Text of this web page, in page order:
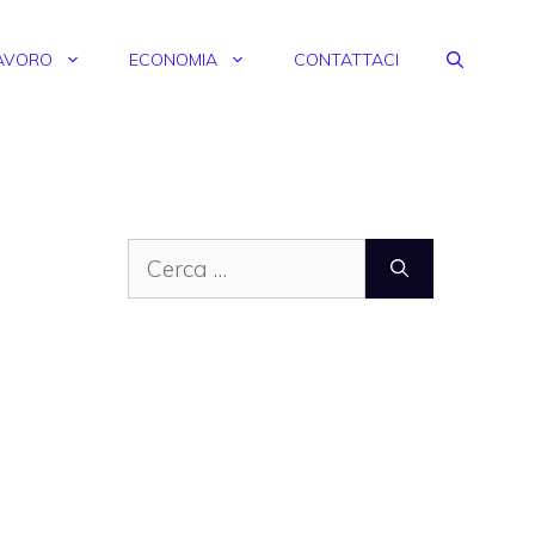
ECONOMIA CONTATTACI
Ricerca
per: